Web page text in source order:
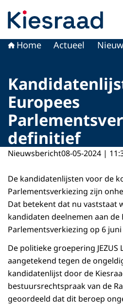
Home Actueel
Europees
definitief
Nieuwsbericht08-05-2024 |
De kandidatenlijsten voor de
Parlementsverkiezing zijn
Dat betekent dat nu vaststaat
kandidaten deelnemen aan de
Parlementsverkiezing op 6 juni
De politieke groepering JEZUS
aangetekend tegen de
kandidatenlijst door de
bestuursrechtspraak van de
geoordeeld dat dit beroep